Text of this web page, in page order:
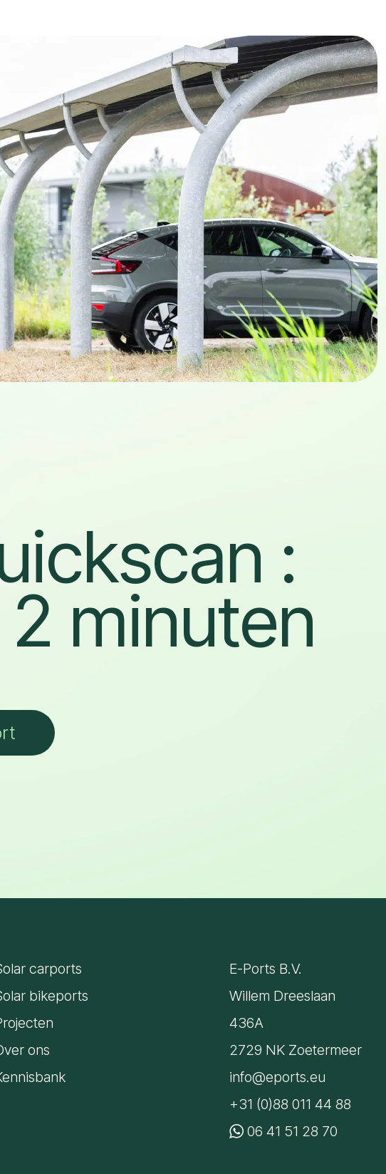
:
minuten
carports
bikeports
ons
E-Ports B.V.
Willem Dreeslaan
436A
2729 NK Zoetermeer
info@eports.eu
+31 (0)88 011 44 88
06 41 51 28 70